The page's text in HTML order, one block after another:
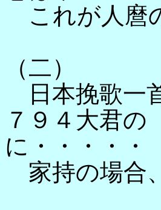
これが人麿
（二）
日本挽歌一
７９４大君
に・・・・・
家持の場合